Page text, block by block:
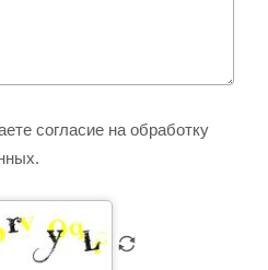
согласие на обработку